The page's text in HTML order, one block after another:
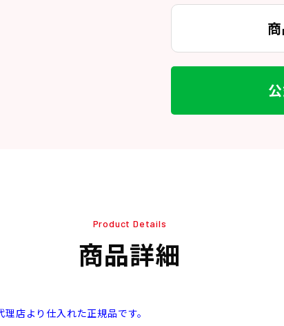
Product Details
商品詳細
店より仕入れた正規品です。